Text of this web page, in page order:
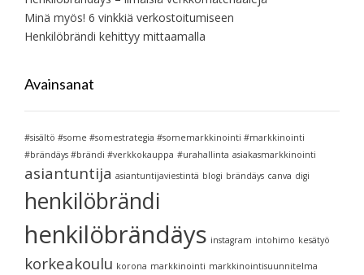
Minä myös! 6 vinkkiä verkostoitumiseen
Henkilöbrändi kehittyy mittaamalla
Avainsanat
#sisältö #some #somestrategia #somemarkkinointi #markkinointi
#brändäys #brändi #verkkokauppa #urahallinta asiakasmarkkinointi
asiantuntija asiantuntijaviestintä blogi brändäys canva digi
henkilöbrändi
henkilöbrändäys instagram intohimo kesätyö
korkeakoulu korona markkinointi markkinointisuunnitelma